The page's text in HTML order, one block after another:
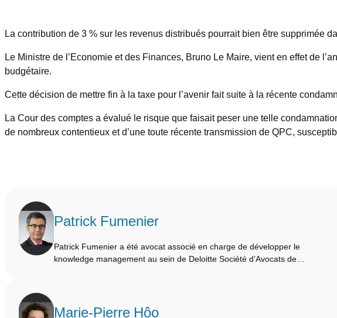
La contribution de 3 % sur les revenus distribués pourrait bien être supprimée
Le Ministre de l’Economie et des Finances, Bruno Le Maire, vient en effet de
budgétaire.
Cette décision de mettre fin à la taxe pour l’avenir fait suite à la récente
La Cour des comptes a évalué le risque que faisait peser une telle
de nombreux contentieux et d’une toute récente transmission de QPC,
Patrick Fumenier
Patrick Fumenier a été avocat associé en charge de développer le
knowledge management au sein de Deloitte Société d’Avocats de…
Marie-Pierre Hôo